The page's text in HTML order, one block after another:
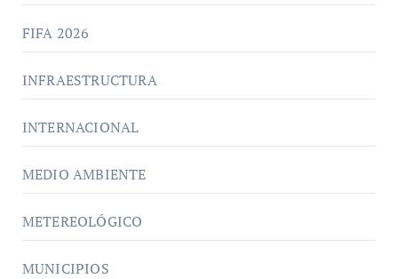
FIFA 2026
INFRAESTRUCTURA
INTERNACIONAL
MEDIO AMBIENTE
METEREOLÓGICO
MUNICIPIOS